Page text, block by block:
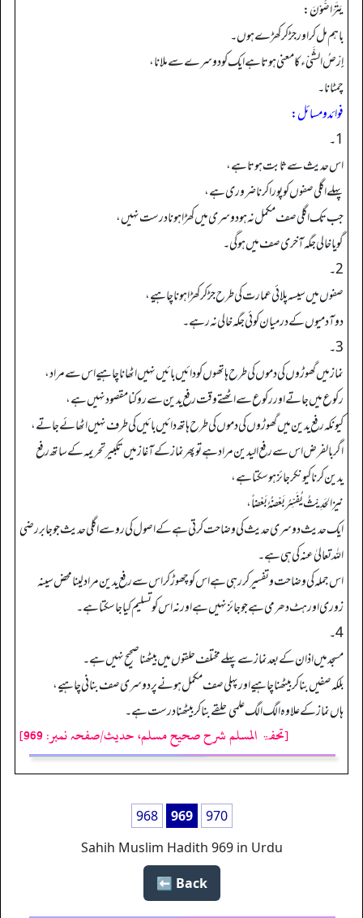
يَتَرَاصُّوْنَ:
باہم مل کر اور جڑ کر کھڑے ہوں۔
إِرْصُ الشَّيْء کا معنی ہوتا ہے ایک کو دوسرے سے ملانا،
چمٹانا۔
فوائد ومسائل:
1۔
اس حدیث سے ثابت ہوتا ہے،
پہلے اگلی صفوں کو پورا کرنا ضروری ہے،
جب تک اگلی صف مکمل نہ ہو دوسری میں کھڑا ہونا درست نہیں،
گویا خالی جگہ آخری صف میں ہو گی۔
2۔
صفوں میں سیسہ پلائی عمارت کی طرح جڑ کر کھڑا ہونا چاہیے،
دو آدمیوں کے درمیان کوئی جگہ خالی نہ رہے۔
3۔
نماز میں گھوڑوں کی دموں کی طرح ہاتھوں کو دائیں بائیں نہیں اٹھانا چاہیے اس سے مراد،
رکوع میں جاتے اور رکوع سے اٹھتے وقت رفع یدین سے روکنا مقصود نہیں ہے،
کیونکہ رفع یدین میں گھوڑوں کی دموں کی طرح ہاتھ دائیں بائیں کی طرف نہیں اٹھائے جاتے،
اگر بالفرض اس سے رفع الیدین مراد ہے تو پھر نمازکے آغاز میں تکبیر تحریمہ کے ساتھ رفع
یدین کرنا کیونکر جائز ہو سکتا ہے،
نیز الحَدِیْثُ یُفَسِّرُ بَعْضُہُ بَعْضاً،
ایک حدیث دوسری حدیث کی وضاحت کرتی ہے کے اصول کی رو سے اگلی حدیث جو جابر رضی
اللہ تعالیٰ عنہ کی ہی ہے۔
اس جملہ کی وضاحت وتفسیر کر رہی ہے اس کو چھوڑ کر اس سے رفع یدین مراد لینا محض سینہ
زوری اور ہٹ دھرمی ہے جو جائز نہیں ہے اور نہ اس کو تسلیم کیا جا سکتا ہے۔
4۔
مسجد میں اذان کے بعد نماز سے پہلے مختلف حلقوں میں بیٹھنا صحیح نہیں ہے۔
بلکہ صفیں بنا کر بیٹھنا چاہیے اور پہلی صف مکمل ہونے پر دوسری صف بنانی چاہیے،
ہاں نماز کے علاوہ الگ الگ علمی حلقے بنا کر بیٹھنا درست ہے۔
[تحفۃ المسلم شرح صحیح مسلم، حدیث/صفحہ نمبر: 969]
968 969
970
Sahih Muslim Hadith 969 in Urdu
Back ⬅️